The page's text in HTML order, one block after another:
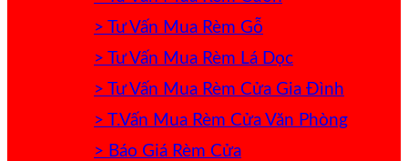
> Tư Vấn Mua Rèm Gỗ
> Tư Vấn Mua Rèm Lá Dọc
> Tư Vấn Mua Rèm Cửa Gia Đình
> T.Vấn Mua Rèm Cửa Văn Phòng
> Báo Giá Rèm Cửa